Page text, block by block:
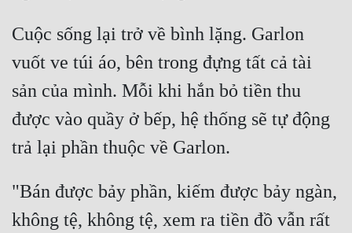
Cuộc sống lại trở về bình lặng. Garlon
vuốt ve túi áo, bên trong đựng tất cả tài
sản của mình. Mỗi khi hắn bỏ tiền thu
được vào quầy ở bếp, hệ thống sẽ tự động
"Bán được bảy phần, kiếm được bảy ngàn,
không tệ, không tệ, xem ra tiền đồ vẫn rất